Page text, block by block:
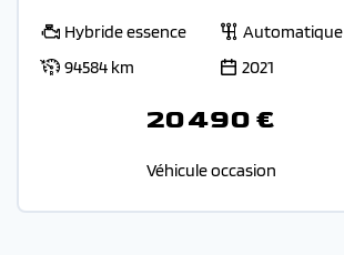
Hybride essence
Automatique
94584 km
2021
20 490 €
Véhicule occasion